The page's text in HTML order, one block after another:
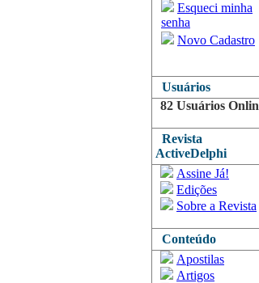
Esqueci minha
senha
Novo Cadastro
Usuários
82 Usuários
Revista
ActiveDelphi
Assine Já!
Edições
Sobre a Revista
Conteúdo
Apostilas
Artigos